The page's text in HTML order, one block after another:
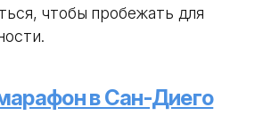
чтобы пробежать для
в Сан-Диего